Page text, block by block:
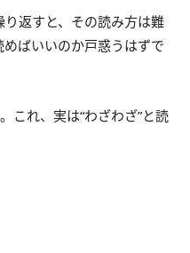
返すと、その読み方は難
ばいいのか戸惑うはずで
これ、実は“わざわざ”と読